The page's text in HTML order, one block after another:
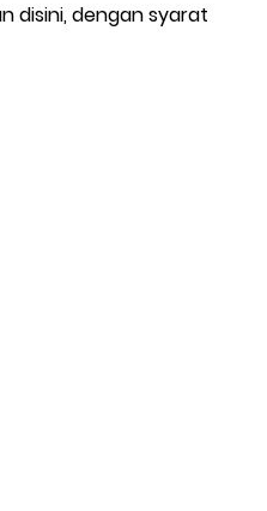
disini, dengan syarat